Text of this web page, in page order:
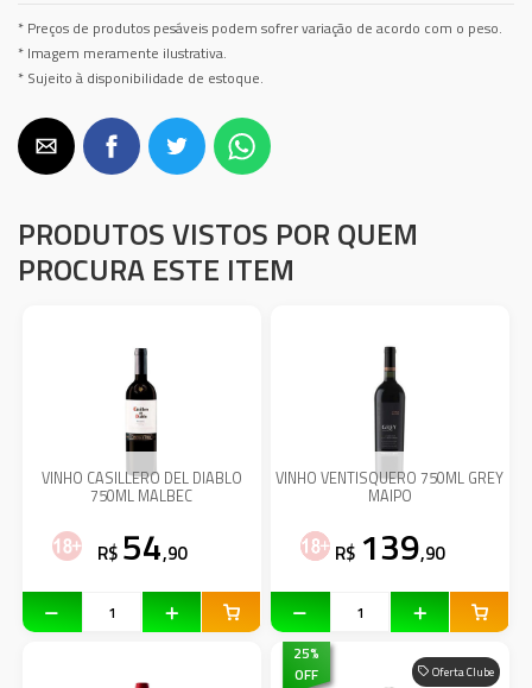
* Preços de produtos pesáveis podem sofrer variação de acordo com o peso.
* Imagem meramente ilustrativa.
* Sujeito à disponibilidade de estoque.
PRODUTOS VISTOS POR QUEM
PROCURA ESTE ITEM
VINHO CASILLERO DEL DIABLO
750ML MALBEC
R$ 54,90
VINHO VENTISQUERO 750ML GREY
MAIPO
R$ 139,90
Oferta Clube
25%
OFF